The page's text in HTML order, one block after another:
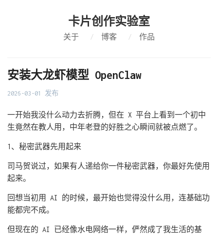
卡片创作实验室
关于 / 博客 / 作品
安装大龙虾模型 OpenClaw
2026-03-01 发布
一开始我没什么动力去折腾，但在 X 平台上看到一个初中
生竟然在教人用，中年老登的好胜之心瞬间就被点燃了。
1、秘密武器先用起来
司马贺说过，如果有人递给你一件秘密武器，你最好先使用
起来。
回想当初用 AI 的时候，最开始也觉得没什么用，连基础功
能都完不成。
但现在的 AI 已经像水电网络一样，俨然成了我生活的基